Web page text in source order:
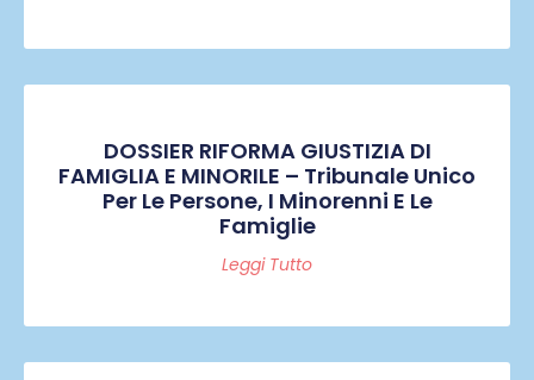
DOSSIER RIFORMA GIUSTIZIA DI
FAMIGLIA E MINORILE – Tribunale Unico
Per Le Persone, I Minorenni E Le
Famiglie
Leggi Tutto